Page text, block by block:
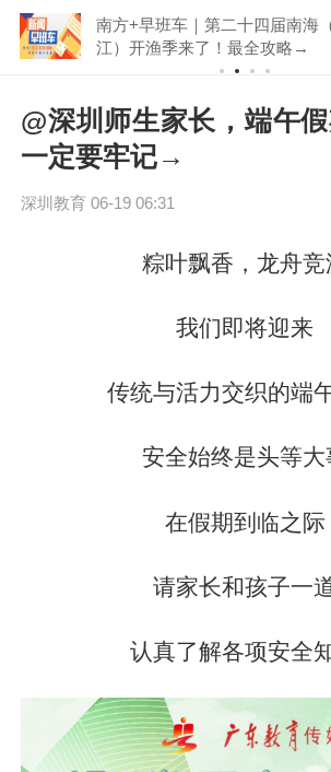
南方+早班车｜第二十四届南海
江）开渔季来了！最全攻略→
@深圳师生家长，端午
一定要牢记→
深圳教育06-19 06:31
粽叶飘香，龙舟竞
我们即将迎来
传统与活力交织的端
安全始终是头等大
在假期到临之际
请家长和孩子一
认真了解各项安全